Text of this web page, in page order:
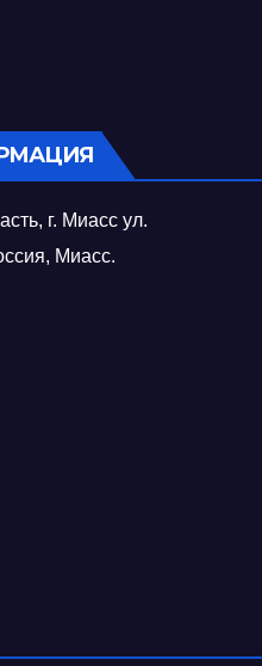
г. Миасс ул.
Миасс.